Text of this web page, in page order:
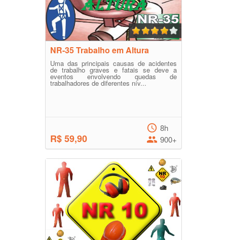
NR-35 Trabalho em Altura
Uma das principais causas de acidentes
de trabalho graves e fatais se deve a
eventos envolvendo quedas de
trabalhadores de diferentes nív...
R$ 59,90
8h
900+